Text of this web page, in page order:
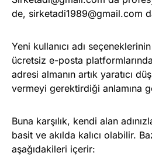
de, sirketadi1989@gmail.com
Yeni kullanıcı adı
ücretsiz e-posta
adresi almanın artık yaratıcı
vermeyi gerektirdiği anlamına
Buna karşılık, kendi alan
basit ve akılda kalıcı olabilir.
aşağıdakileri içerir: